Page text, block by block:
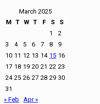
March 2025
M T W T F S
S
1
2
3
4 5 6 7 8
9
10 11 12 13 14 15 16
17 18 19 20 21 22 23
24 25 26 27 28 29 30
31
« Feb
Apr »